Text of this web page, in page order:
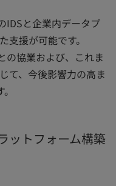
IDSと企業内データプ
支援が可能です。
の協業および、これま
て、今後影響力の高ま
ットフォーム構築